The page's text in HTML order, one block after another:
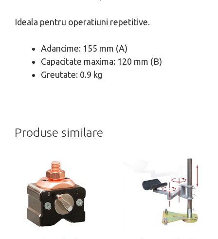
Ideala pentru operatiuni repetitive.
Adancime: 155 mm (A)
Capacitate maxima: 120 mm (B)
Greutate: 0.9 kg
Produse similare